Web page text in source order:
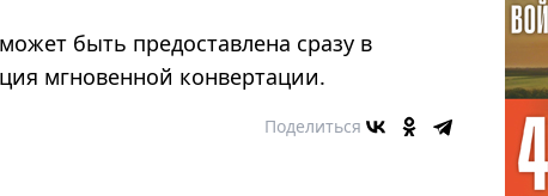
быть предоставлена сразу в
мгновенной конвертации.
Поделиться